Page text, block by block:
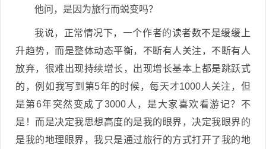
他问，是因为旅行而蜕变吗？
我说，正常情况下，一个作者的读者数不是缓缓上
升趋势，而是整体动态平衡，不断有人关注，不断有人
放弃，很难出现持续增长，出现增长基本上都是跳跃式
的，例如我写到第5年的时候，每天才1000人关注，但
是第6年突然变成了3000人，是大家喜欢看游记？不
是！而是决定我思想高度的是我的眼界，决定我眼界的
是我的地理眼界，我只是通过旅行的方式打开了我的地